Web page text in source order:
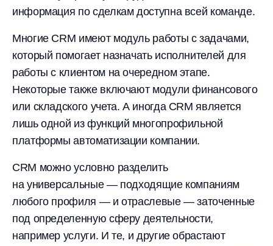
информация по сделкам доступна всей команде.
Многие CRM имеют модуль работы с задачами,
который помогает назначать исполнителей для
работы с клиентом на очередном этапе.
Некоторые также включают модули финансового
или складского учета. А иногда CRM является
лишь одной из функций многопрофильной
платформы автоматизации компании.
CRM можно условно разделить
на универсальные — подходящие компаниям
любого профиля — и отраслевые — заточенные
под определенную сферу деятельности,
например услуги. И те, и другие обрастают